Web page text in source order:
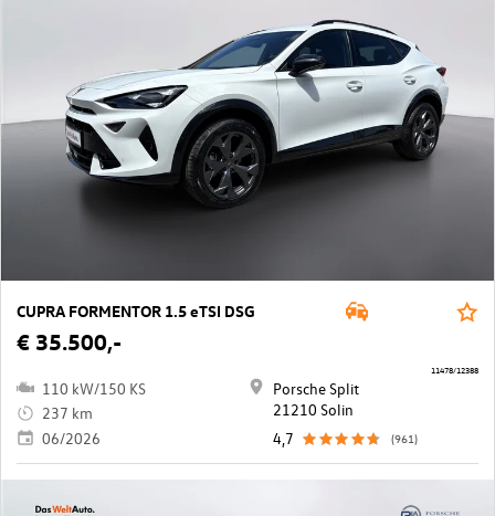
CUPRA FORMENTOR 1.5 eTSI DSG
€ 35.500,-
110 kW/150 KS
237 km
06/2026
Porsche Split
21210 Solin
4,7
(961)
11478/12388